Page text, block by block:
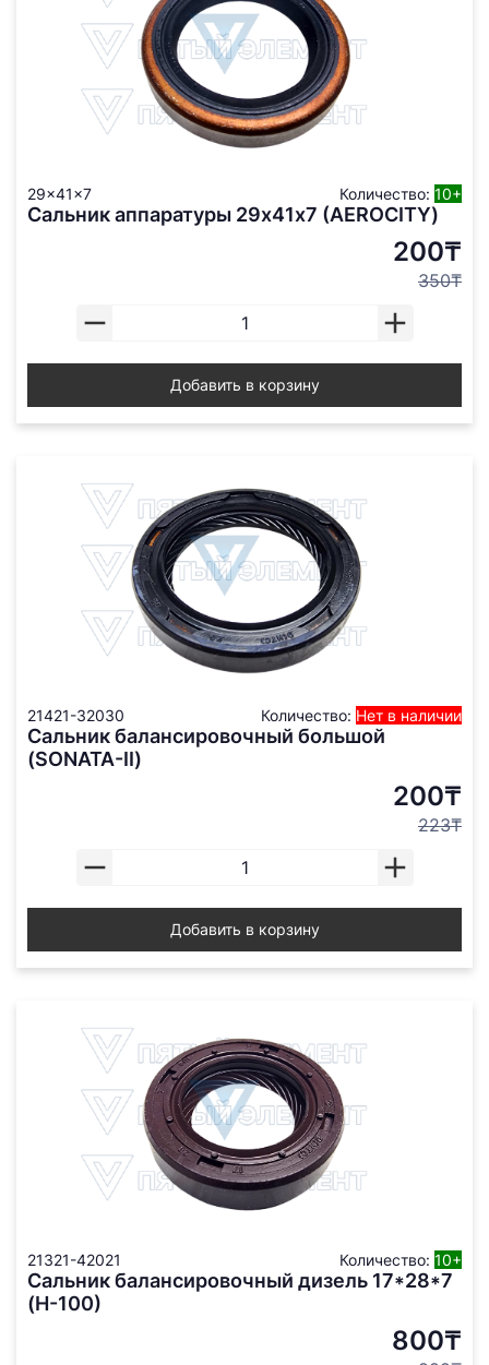
29x41x7 Количество: 10+
Сальник аппаратуры 29х41х7 (AEROCITY)
200₸
350₸
Добавить в корзину
21421-32030 Количество: Нет в наличии
Сальник балансировочный большой
(SONATA-II)
200₸
223₸
Добавить в корзину
21321-42021 Количество: 10+
Сальник балансировочный дизель 17*28*7
(Н-100)
800₸